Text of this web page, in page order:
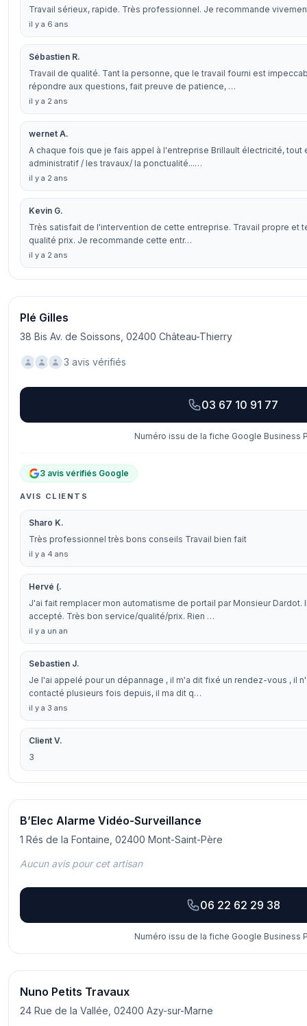
Travail sérieux, rapide. Très professionnel. Je recommande
il y a 6 ans
Sébastien R.
Travail de qualité. Tant la personne, que le travail fourni est
répondre aux questions, fait preuve de patience, …
il y a 2 ans
wernet A.
A chaque fois que je fais appel à l'entreprise Brillault électricité, tout
administratif / les travaux/ la ponctualité...…
il y a 2 ans
Kevin G.
Très satisfait de l'intervention de cette entreprise. Travail propre et
qualité prix. Je recommande cette entr…
il y a 2 ans
Plé Gilles
38 Bis Av. de Soissons, 02400 Château-Thierry
3 avis vérifiés
03 67 10 91 77
Numéro issu de la fiche Google Business
3 avis vérifiés Google
AVIS CLIENTS
Sharo K.
Très professionnel très bons conseils Travail bien fait
il y a 4 ans
Hervé (.
J'ai fait remplacer mon automatisme de portail par Monsieur Dardot.
accepté. Très bon service/qualité/prix. Rien …
il y a un an
Sebastien J.
Je l'ai appelé pour un dépannage , il m'a dit fixé un rendez-vous , il
contacté plusieurs fois depuis, il ma dit q…
il y a 3 ans
Client V.
3
B’Elec Alarme Vidéo-Surveillance
1 Rés de la Fontaine, 02400 Mont-Saint-Père
Aucun avis pour cet artisan
06 22 62 29 38
Numéro issu de la fiche Google Business
Nuno Petits Travaux
24 Rue de la Vallée, 02400 Azy-sur-Marne